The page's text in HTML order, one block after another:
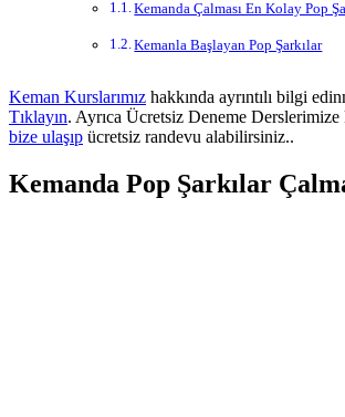
Kemanda Çalması En Kolay Pop
Kemanla Başlayan Pop Şarkılar
Keman Kurslarımız hakkında ayrıntılı bilgi
Tıklayın. Ayrıca Ücretsiz Deneme Derslerimize
bize ulaşıp ücretsiz randevu alabilirsiniz..
Kemanda Pop Şarkılar